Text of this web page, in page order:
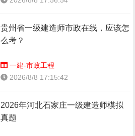
贵州省一级建造师市政在线，应该怎
么考？
一建-市政工程
2026/8/8 17:15:42
2026年河北石家庄一级建造师模拟
真题